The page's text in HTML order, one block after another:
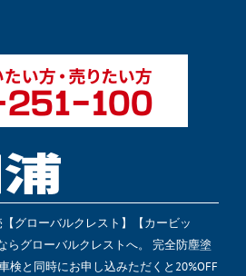
グローバルクレスト】【カービッ
らグローバルクレストへ。 完全防塵塗
検と同時にお申し込みただくと20%OFF